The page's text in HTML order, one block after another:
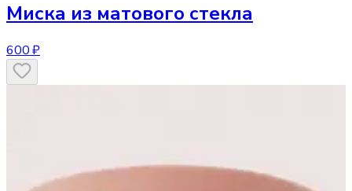
Миска из матового стекла
600 ₽